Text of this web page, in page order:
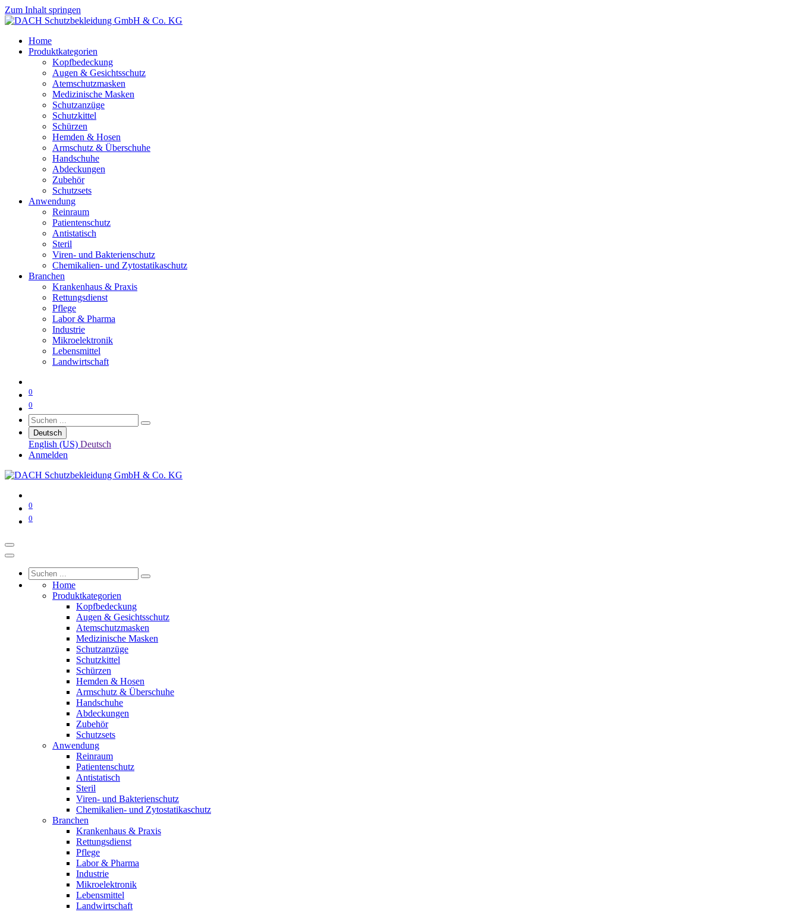
Zum Inhalt springen
Home
Produktkategorien
Kopfbedeckung
Augen & Gesichtsschutz
Atemschutzmasken
Medizinische Masken
Schutzanzüge
Schutzkittel
Schürzen
Hemden & Hosen
Armschutz & Überschuhe
Handschuhe
Abdeckungen
Zubehör
Schutzsets
Anwendung
Reinraum
Patientenschutz
Antistatisch
Steril
Viren- und Bakterienschutz
Chemikalien- und Zytostatikaschutz
Branchen
Krankenhaus & Praxis
Rettungsdienst
Pflege
Labor & Pharma
Industrie
Mikroelektronik
Lebensmittel
Landwirtschaft
0
0
Deutsch
English (US) Deutsch
Anmelden
0
0
Home
Produktkategorien
Kopfbedeckung
Augen & Gesichtsschutz
Atemschutzmasken
Medizinische Masken
Schutzanzüge
Schutzkittel
Schürzen
Hemden & Hosen
Armschutz & Überschuhe
Handschuhe
Abdeckungen
Zubehör
Schutzsets
Anwendung
Reinraum
Patientenschutz
Antistatisch
Steril
Viren- und Bakterienschutz
Chemikalien- und Zytostatikaschutz
Branchen
Krankenhaus & Praxis
Rettungsdienst
Pflege
Labor & Pharma
Industrie
Mikroelektronik
Lebensmittel
Landwirtschaft